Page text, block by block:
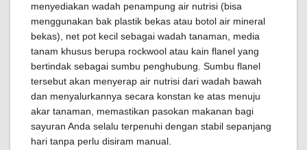
menyediakan wadah penampung air nutrisi (bisa
menggunakan bak plastik bekas atau botol air mineral
bekas), net pot kecil sebagai wadah tanaman, media
tanam khusus berupa rockwool atau kain flanel yang
bertindak sebagai sumbu penghubung. Sumbu flanel
tersebut akan menyerap air nutrisi dari wadah bawah
dan menyalurkannya secara konstan ke atas menuju
akar tanaman, memastikan pasokan makanan bagi
sayuran Anda selalu terpenuhi dengan stabil sepanjang
hari tanpa perlu disiram manual.